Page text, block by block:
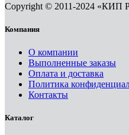
Copyright © 2011-2024 «КИП
Компания
О компании
Выполненные заказы
Оплата и доставка
Политика
Контакты
Каталог